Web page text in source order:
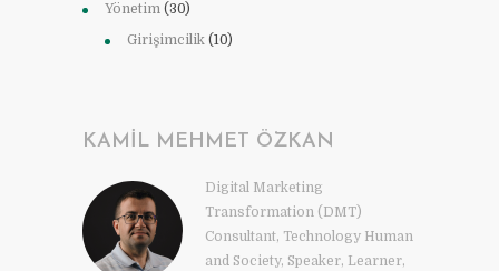
Yönetim (30)
Girişimcilik (10)
KAMIL MEHMET ÖZKAN
Digital Marketing
Transformation (DMT)
Consultant, Technology Human
and Society, Speaker, Learner,